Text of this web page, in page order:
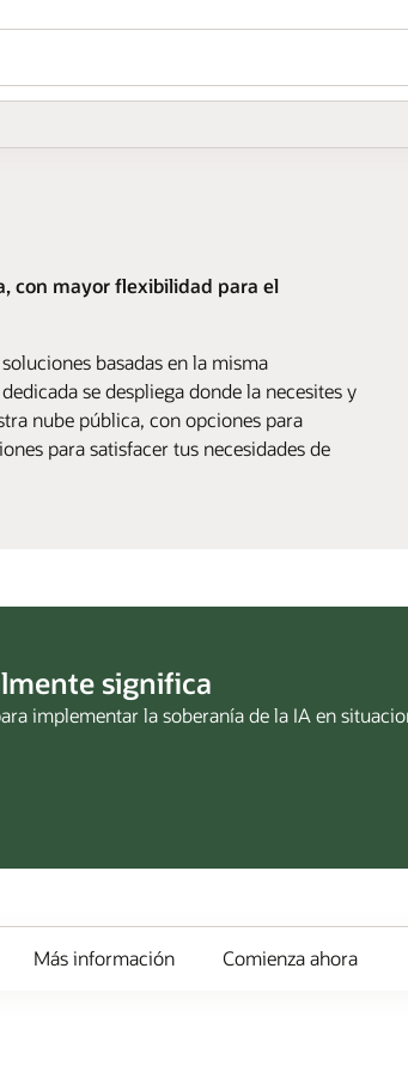
con mayor flexibilidad para el
basadas en la misma
se despliega donde la necesites y
nube pública, con opciones para
para satisfacer tus necesidades de
significa
implementar la soberanía de la IA en
Más información Comienza ahora